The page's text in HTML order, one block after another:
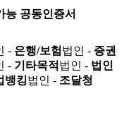
능 공동인증서
- 은행/보험 법인 - 증권
- 기타목적 법인 - 법인
뱅킹법인 - 조달청